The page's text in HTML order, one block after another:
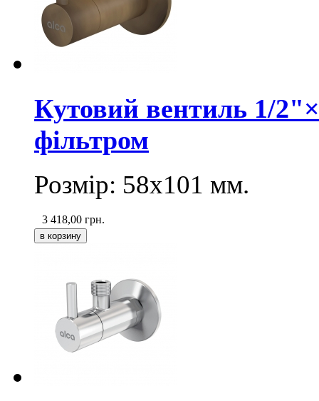
Кутовий вентиль 1/
фільтром
Розмір: 58х101 мм.
3 418,00 грн.